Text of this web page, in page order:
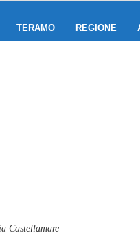
TERAMO REGIONE
Castellamare